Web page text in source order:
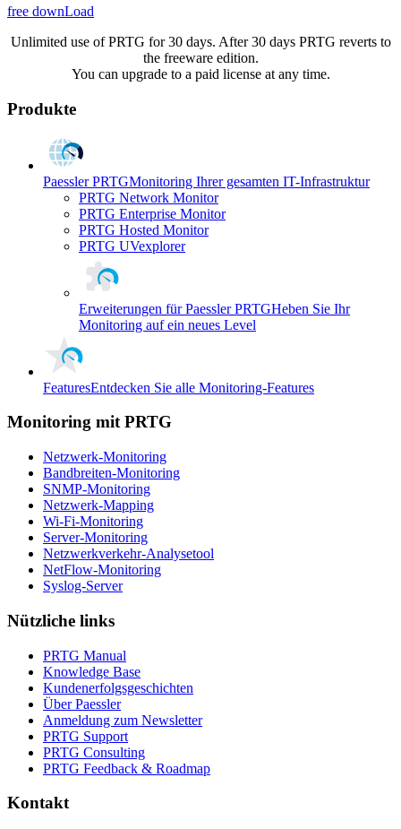
free downLoad
Unlimited use of PRTG for 30 days. After 30 days PRTG reverts to
the freeware edition.
You can upgrade to a paid license at any time.
Produkte
Paessler PRTGMonitoring Ihrer gesamten IT-Infrastruktur
PRTG Network Monitor
PRTG Enterprise Monitor
PRTG Hosted Monitor
PRTG UVexplorer
Erweiterungen für Paessler PRTGHeben Sie Ihr
Monitoring auf ein neues Level
FeaturesEntdecken Sie alle Monitoring-Features
Monitoring mit PRTG
Netzwerk-Monitoring
Bandbreiten-Monitoring
SNMP-Monitoring
Netzwerk-Mapping
Wi-Fi-Monitoring
Server-Monitoring
Netzwerkverkehr-Analysetool
NetFlow-Monitoring
Syslog-Server
Nützliche links
PRTG Manual
Knowledge Base
Kundenerfolgsgeschichten
Über Paessler
Anmeldung zum Newsletter
PRTG Support
PRTG Consulting
PRTG Feedback & Roadmap
Kontakt